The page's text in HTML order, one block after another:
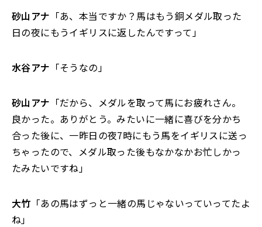
砂山アナ 「あ、本当ですか？馬はもう銅メダル取った
日の夜にもうイギリスに返したんですって」
水谷アナ 「そうなの」
砂山アナ 「だから、メダルを取って馬にお疲れさん。
良かった。ありがとう。みたいに一緒に喜びを分かち
合った後に、一昨日の夜7時にもう馬をイギリスに送っ
ちゃったので、メダル取った後もなかなかお忙しかっ
たみたいですね」
大竹 「あの馬はずっと一緒の馬じゃないっていってたよ
ね」